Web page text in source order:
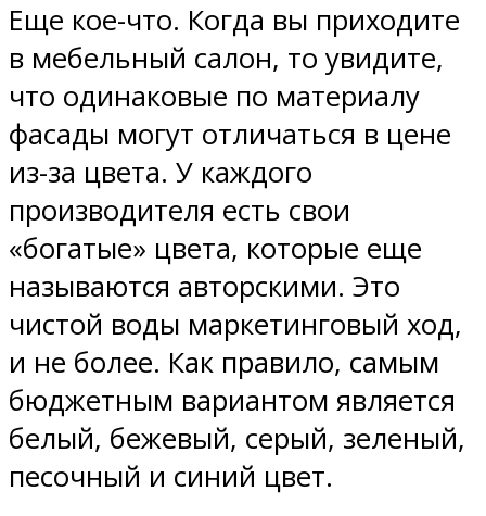
Еще кое-что. Когда вы приходите
в мебельный салон, то увидите,
что одинаковые по материалу
фасады могут отличаться в цене
из-за цвета. У каждого
производителя есть свои
«богатые» цвета, которые еще
называются авторскими. Это
чистой воды маркетинговый ход,
и не более. Как правило, самым
бюджетным вариантом является
белый, бежевый, серый, зеленый,
песочный и синий цвет.